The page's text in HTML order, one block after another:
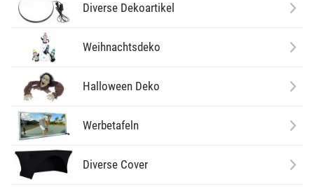
Diverse Dekoartikel
Weihnachtsdeko
Halloween Deko
Werbetafeln
Diverse Cover